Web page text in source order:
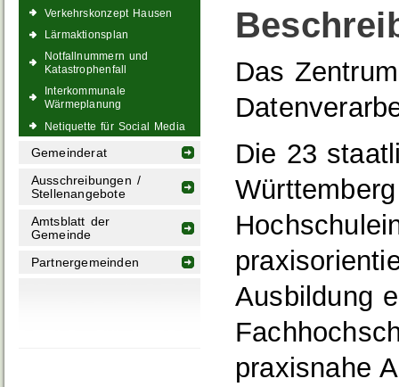
Verkehrskonzept Hausen
Lärmaktionsplan
Notfallnummern und
Katastrophenfall
Interkommunale
Wärmeplanung
Netiquette für Social Media
Gemeinderat
Ausschreibungen /
Stellenangebote
Amtsblatt der
Gemeinde
Partnergemeinden
Das
Die 23
Ausbildung
praxisnahe